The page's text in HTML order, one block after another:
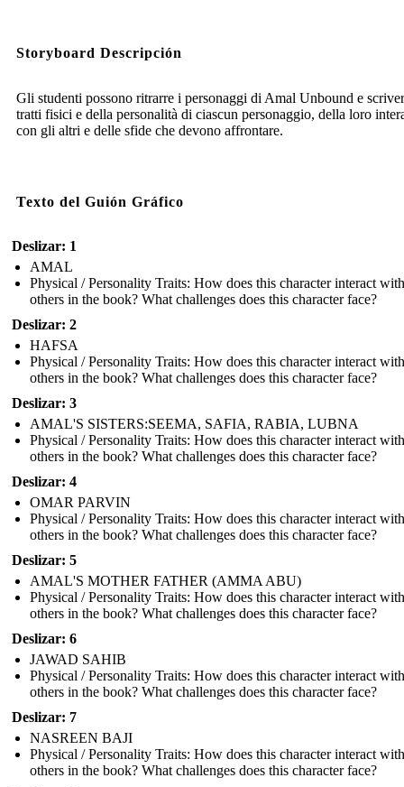
Storyboard Descripción
Gli studenti possono ritrarre i personaggi di Amal Unbound e
tratti fisici e della personalità di ciascun personaggio, della loro
con gli altri e delle sfide che devono affrontare.
Texto del Guión Gráfico
Deslizar: 1
AMAL
Physical / Personality Traits: How does this character interact with
others in the book? What challenges does this character face?
Deslizar: 2
HAFSA
Physical / Personality Traits: How does this character interact with
others in the book? What challenges does this character face?
Deslizar: 3
AMAL'S SISTERS:SEEMA, SAFIA, RABIA, LUBNA
Physical / Personality Traits: How does this character interact with
others in the book? What challenges does this character face?
Deslizar: 4
OMAR PARVIN
Physical / Personality Traits: How does this character interact with
others in the book? What challenges does this character face?
Deslizar: 5
AMAL'S MOTHER FATHER (AMMA ABU)
Physical / Personality Traits: How does this character interact with
others in the book? What challenges does this character face?
Deslizar: 6
JAWAD SAHIB
Physical / Personality Traits: How does this character interact with
others in the book? What challenges does this character face?
Deslizar: 7
NASREEN BAJI
Physical / Personality Traits: How does this character interact with
others in the book? What challenges does this character face?